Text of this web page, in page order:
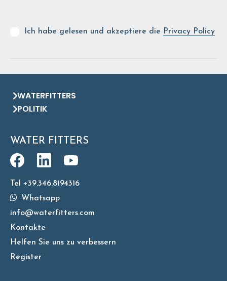
Ich habe gelesen und akzeptiere die Privacy Policy
WATERFITTERS
POLITIK
WATER FITTERS
Tel +39.346.8194316
Whatsapp
info@waterfitters.com
Kontakte
Helfen Sie uns zu verbessern
Register